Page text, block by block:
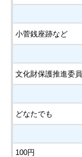
小菅銭座跡など
文化財保護推進委員
どなたでも
100円